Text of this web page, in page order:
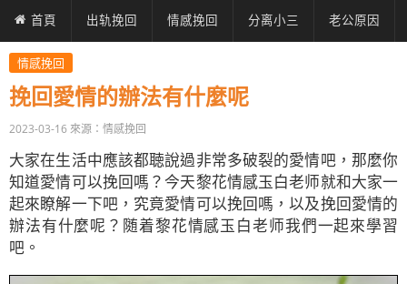
首頁 出轨挽回 情感挽回 分离小三 老公原因
情感挽回
挽回愛情的辦法有什麼呢
2023-03-16 來源：情感挽回
大家在生活中應該都聴說過非常多破裂的愛情吧，那麼你
知道愛情可以挽回嗎？今天黎花情感玉白老师就和大家一
起來瞭解一下吧，究竟愛情可以挽回嗎，以及挽回愛情的
辦法有什麼呢？随着黎花情感玉白老师我們一起來學習
吧。